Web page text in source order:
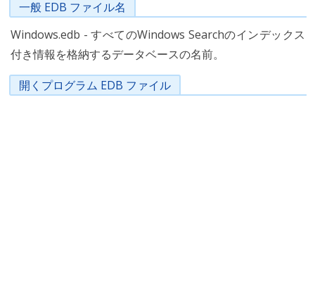
一般 EDB ファイル名
Windows.edb - すべてのWindows Searchのインデックス
付き情報を格納するデータベースの名前。
開くプログラム EDB ファイル